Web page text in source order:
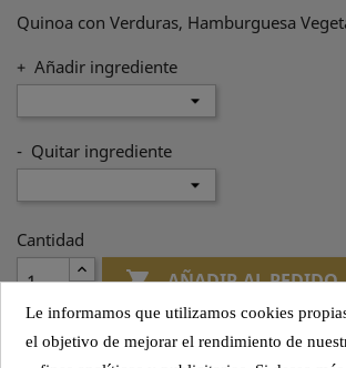
Quinoa con Verduras, Hamburguesa
+ Añadir ingrediente
- Quitar ingrediente
Cantidad
 AÑADIR AL PEDIDO
Le informamos que utilizamos cookies
el objetivo de mejorar el rendimiento de